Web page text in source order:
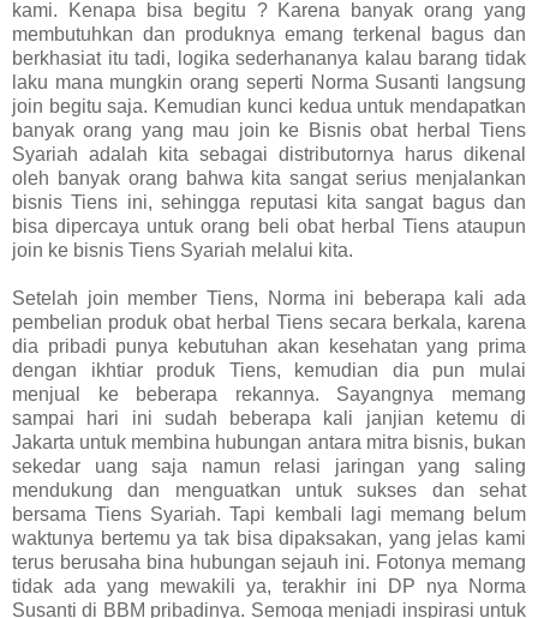
kami. Kenapa bisa begitu ? Karena banyak orang yang
membutuhkan dan produknya emang terkenal bagus dan
berkhasiat itu tadi, logika sederhananya kalau barang tidak
laku mana mungkin orang seperti Norma Susanti langsung
join begitu saja. Kemudian kunci kedua untuk mendapatkan
banyak orang yang mau join ke Bisnis obat herbal Tiens
Syariah adalah kita sebagai distributornya harus dikenal
oleh banyak orang bahwa kita sangat serius menjalankan
bisnis Tiens ini, sehingga reputasi kita sangat bagus dan
bisa dipercaya untuk orang beli obat herbal Tiens ataupun
join ke bisnis Tiens Syariah melalui kita.
Setelah join member Tiens, Norma ini beberapa kali ada
pembelian produk obat herbal Tiens secara berkala, karena
dia pribadi punya kebutuhan akan kesehatan yang prima
dengan ikhtiar produk Tiens, kemudian dia pun mulai
menjual ke beberapa rekannya. Sayangnya memang
sampai hari ini sudah beberapa kali janjian ketemu di
Jakarta untuk membina hubungan antara mitra bisnis, bukan
sekedar uang saja namun relasi jaringan yang saling
mendukung dan menguatkan untuk sukses dan sehat
bersama Tiens Syariah. Tapi kembali lagi memang belum
waktunya bertemu ya tak bisa dipaksakan, yang jelas kami
terus berusaha bina hubungan sejauh ini. Fotonya memang
tidak ada yang mewakili ya, terakhir ini DP nya Norma
Susanti di BBM pribadinya. Semoga menjadi inspirasi untuk